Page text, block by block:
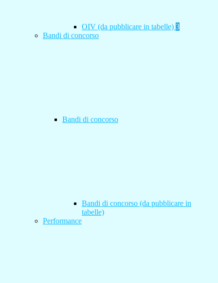
OIV (da pubblicare in tabelle) 3
Bandi di concorso
Bandi di concorso
Bandi di concorso (da pubblicare in
tabelle)
Performance